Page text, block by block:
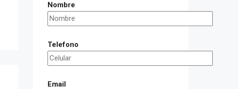
Nombre
Telefono
Email